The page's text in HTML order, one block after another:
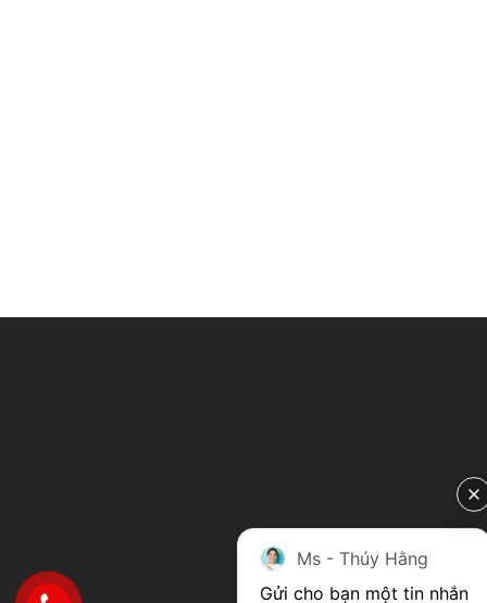
Ms - Thúy Hằng
Gửi cho bạn một tin nhắn